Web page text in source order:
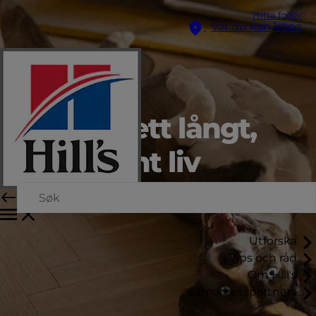
Hitta foder
Var du kan köpa
Utforska
Tips och råd
Om Hill's
Samarbetspartners
Främjar ett långt,
hälsosamt liv
Vår senaste forskning i varje portion.